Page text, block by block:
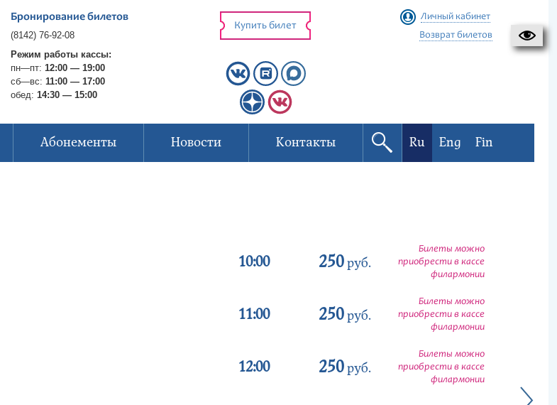
Бронирование билетов
(8142) 76-92-08
Режим работы кассы:
пн—пт: 12:00 — 19:00
сб—вс: 11:00 — 17:00
обед: 14:30 — 15:00
Купить билет
Личный кабинет
Возврат билетов
Абонементы Новости Контакты Ru Eng Fin
10:00 250руб.
Билеты можно
приобрести в кассе
филармонии
11:00 250руб.
Билеты можно
приобрести в кассе
филармонии
12:00 250руб.
Билеты можно
приобрести в кассе
филармонии